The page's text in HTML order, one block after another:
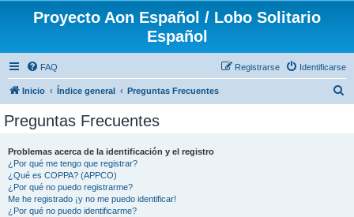
Proyecto Aon Español / Lobo Solitario
Español
FAQ Identificarse
Registrarse
Inicio Índice general Preguntas Frecuentes
Preguntas Frecuentes
Problemas acerca de la identificación y el registro
¿Por qué me tengo que registrar?
¿Qué es COPPA? (APPCO)
¿Por qué no puedo registrarme?
Me he registrado ¡y no me puedo identificar!
¿Por qué no puedo identificarme?